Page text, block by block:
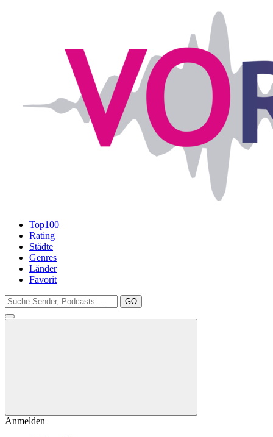
Top100
Rating
Städte
Genres
Länder
Favorit
GO
Anmelden